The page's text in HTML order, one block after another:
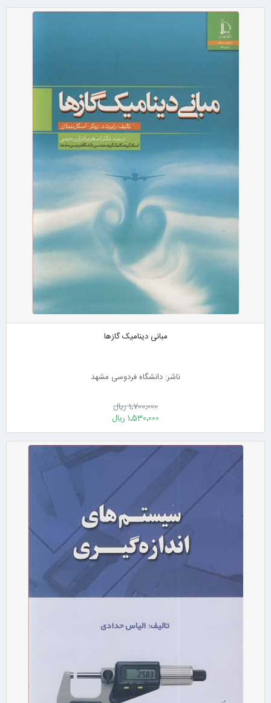
مبانی دینامیک گازها
ناشر: دانشگاه فردوسی مشهد
1٬700٬000 ریال
1٬530٬000 ریال